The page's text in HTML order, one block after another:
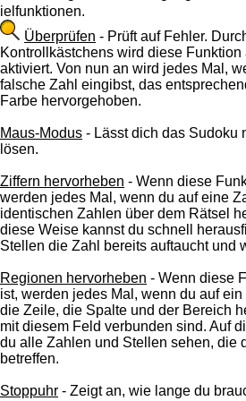
Überprüfen - Prüft auf Fehler.
Kontrollkästchens wird diese Funktion
aktiviert. Von nun an wird jedes Mal,
falsche Zahl eingibst, das
Farbe hervorgehoben.
Maus-Modus - Lässt dich das Sudoku
lösen.
Ziffern hervorheben - Wenn diese
werden jedes Mal, wenn du auf eine
identischen Zahlen über dem Rätsel
diese Weise kannst du schnell
Stellen die Zahl bereits auftaucht und
Regionen hervorheben - Wenn diese
ist, werden jedes Mal, wenn du auf
die Zeile, die Spalte und der Bereich
mit diesem Feld verbunden sind. Auf
du alle Zahlen und Stellen sehen, die
betreffen.
Stoppuhr - Zeigt an, wie lange du